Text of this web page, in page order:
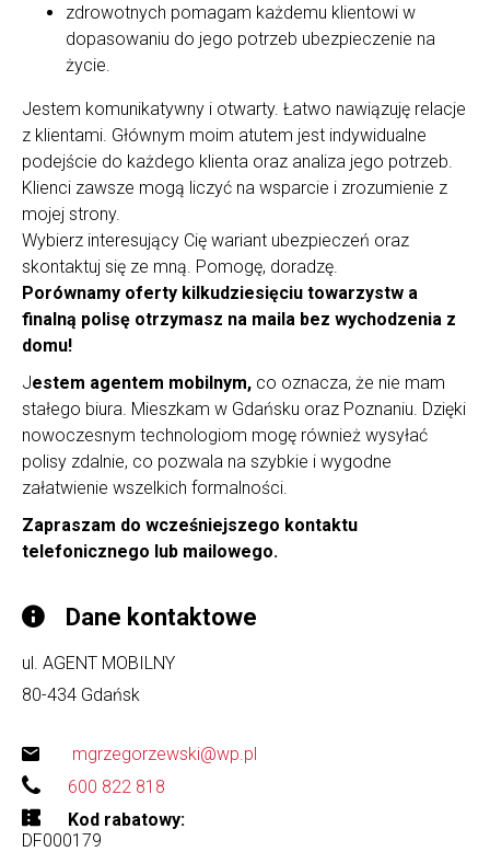
zdrowotnych pomagam każdemu klientowi w
dopasowaniu do jego potrzeb ubezpieczenie na
życie.
Jestem komunikatywny i otwarty. Łatwo nawiązuję relacje
z klientami. Głównym moim atutem jest indywidualne
podejście do każdego klienta oraz analiza jego potrzeb.
Klienci zawsze mogą liczyć na wsparcie i zrozumienie z
mojej strony.
Wybierz interesujący Cię wariant ubezpieczeń oraz
skontaktuj się ze mną. Pomogę, doradzę.
Porównamy oferty kilkudziesięciu towarzystw a
finalną polisę otrzymasz na maila bez wychodzenia z
domu!
Jestem agentem mobilnym, co oznacza, że nie mam
stałego biura. Mieszkam w Gdańsku oraz Poznaniu. Dzięki
nowoczesnym technologiom mogę również wysyłać
polisy zdalnie, co pozwala na szybkie i wygodne
załatwienie wszelkich formalności.
Zapraszam do wcześniejszego kontaktu
telefonicznego lub mailowego.
Dane kontaktowe
ul. AGENT MOBILNY
80-434 Gdańsk
mgrzegorzewski@wp.pl
600 822 818
Kod rabatowy
DF000179